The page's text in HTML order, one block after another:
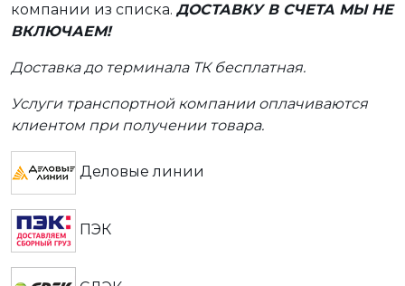
компании из списка. ДОСТАВКУ В СЧЕТА МЫ НЕ
ВКЛЮЧАЕМ!
Доставка до терминала ТК бесплатная.
Услуги транспортной компании оплачиваются
клиентом при получении товара.
Деловые линии
ПЭК